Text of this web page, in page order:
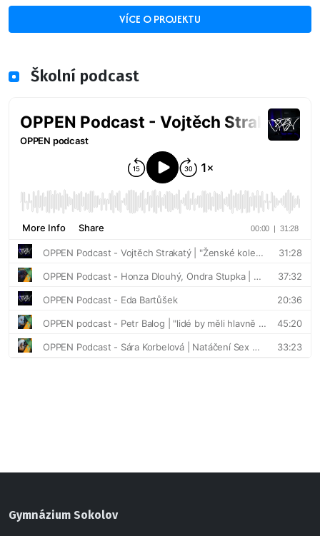
VÍCE O PROJEKTU
Školní podcast
Gymnázium Sokolov